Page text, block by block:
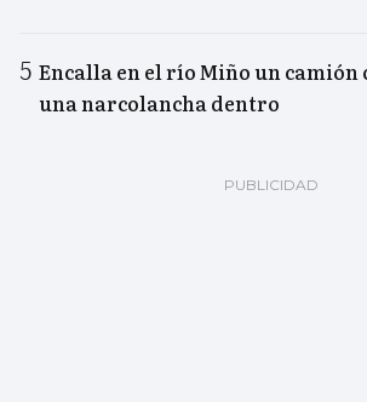
Encalla en el río Miño un camión
una narcolancha dentro